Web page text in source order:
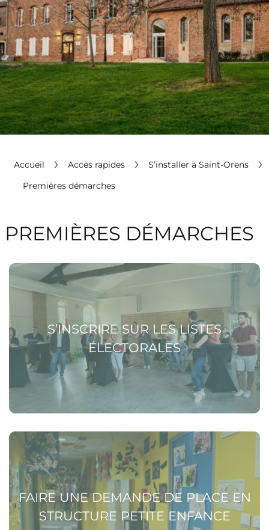
Accueil › Accès rapides › S’installer à Saint-Orens ›
Premières démarches
PREMIÈRES DÉMARCHES
S’INSCRIRE SUR LES LISTES
ÉLECTORALES
Voir la page S’inscrire sur les listes électorales
FAIRE UNE DEMANDE DE PLACE EN
STRUCTURE PETITE ENFANCE
Voir la page Faire une demande de place en structure
petite enfance